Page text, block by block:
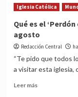
presenta
Traducción
del
Nuevo
Testamento
Iglesia Católica
Qué es el
agosto
Redacción Central
“Te pido que todos
a visitar esta iglesia,
Leer másRead